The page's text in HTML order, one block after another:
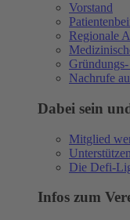
Vorstand
Regionale
Nachrufe
Dabei sein
Mitglied
Die Defi-
Infos zum